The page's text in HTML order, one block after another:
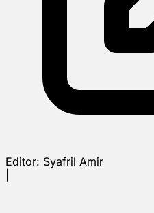
Editor: Syafril Amir